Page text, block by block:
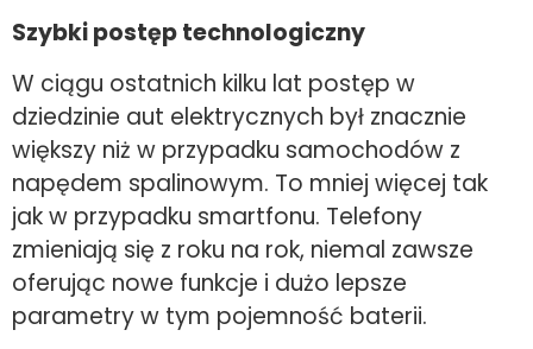
Szybki postęp technologiczny
W ciągu ostatnich kilku lat postęp w
dziedzinie aut elektrycznych był znacznie
większy niż w przypadku samochodów z
napędem spalinowym. To mniej więcej tak
jak w przypadku smartfonu. Telefony
zmieniają się z roku na rok, niemal zawsze
oferując nowe funkcje i dużo lepsze
parametry w tym pojemność baterii.